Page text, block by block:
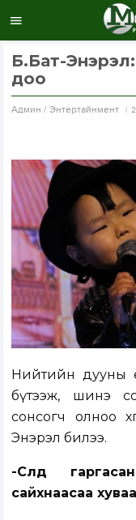
Б.Бат-
доо
Aдмин / Энтертайнмент
Нийтийн дууны
бүтээж, шинэ
сонсогч олноо
Энэрэл билээ.
-Сүүлд
сайхнаасаа